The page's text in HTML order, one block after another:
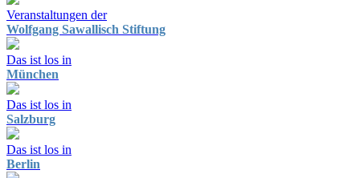
Veranstaltungen der
Wolfgang Sawallisch Stiftung
Das ist los in
München
Das ist los in
Salzburg
Das ist los in
Berlin